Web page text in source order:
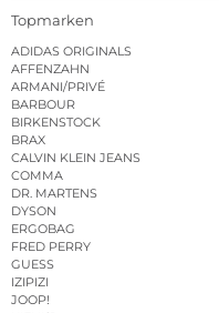
Topmarken
ADIDAS ORIGINALS
AFFENZAHN
ARMANI/PRIVÉ
BARBOUR
BIRKENSTOCK
BRAX
CALVIN KLEIN JEANS
COMMA
DR. MARTENS
DYSON
ERGOBAG
FRED PERRY
GUESS
IZIPIZI
JOOP!